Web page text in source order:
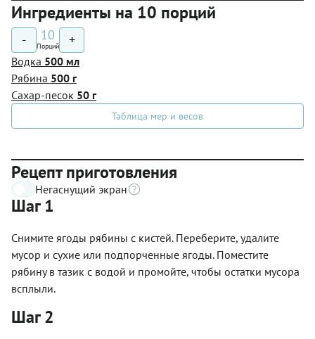
Ингредиенты на 10 порций
- 10
Порций +
Водка 500 мл
Рябина 500 г
Сахар-песок 50 г
Таблица мер и весов
Рецепт приготовления
Негаснущий экран
Шаг 1
Снимите ягоды рябины с кистей. Переберите, удалите
мусор и сухие или подпорченные ягоды. Поместите
рябину в тазик с водой и промойте, чтобы остатки мусора
всплыли.
Шаг 2